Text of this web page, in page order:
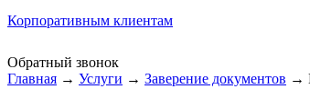
Корпоративным клиентам
Обратный звонок
Главная → Услуги → Заверение документов →